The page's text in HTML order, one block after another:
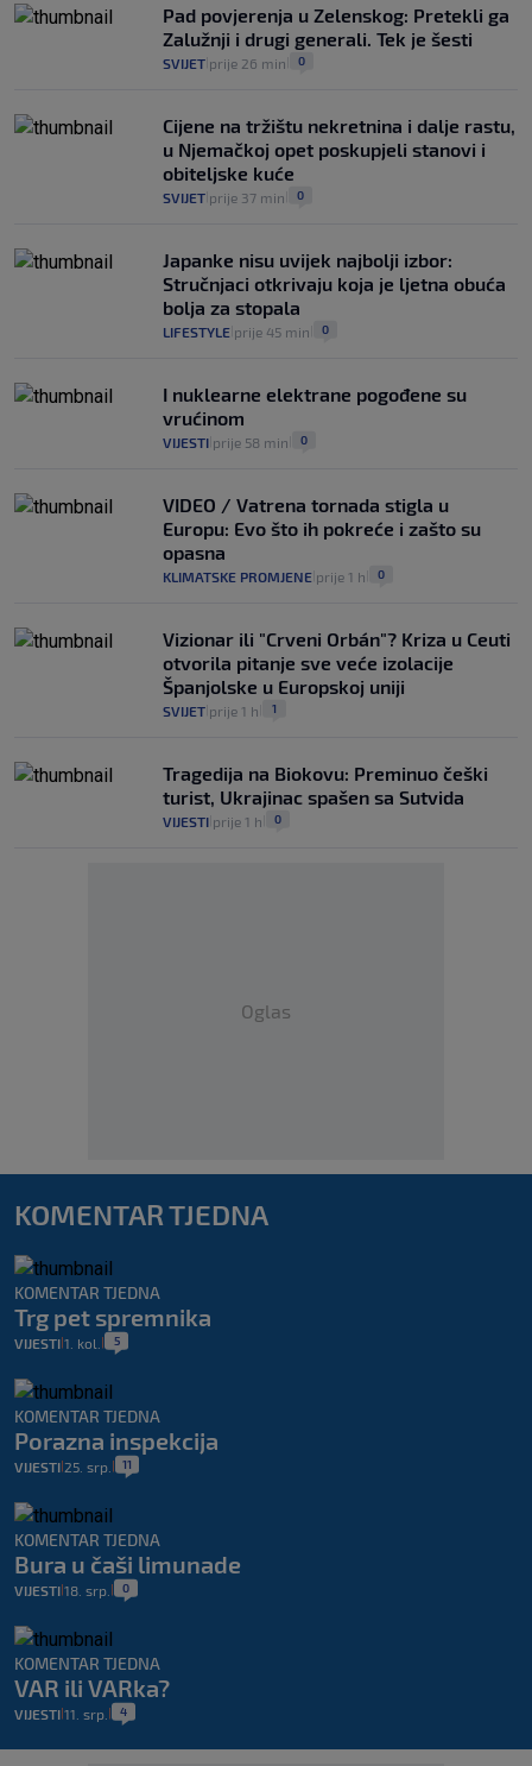
Pad povjerenja u Zelenskog: Pretekli ga
Zalužnji i drugi generali. Tek je šesti
SVIJET prije 26 min 0
Cijene na tržištu nekretnina i dalje rastu,
u Njemačkoj opet poskupjeli stanovi i
obiteljske kuće
SVIJET prije 37 min 0
Japanke nisu uvijek najbolji izbor:
Stručnjaci otkrivaju koja je ljetna obuća
bolja za stopala
LIFESTYLE prije 45 min 0
I nuklearne elektrane pogođene su
vrućinom
VIJESTI prije 58 min 0
VIDEO / Vatrena tornada stigla u
Europu: Evo što ih pokreće i zašto su
opasna
KLIMATSKE PROMJENE prije 1 h 0
Vizionar ili "Crveni Orbán"? Kriza u Ceuti
otvorila pitanje sve veće izolacije
Španjolske u Europskoj uniji
SVIJET prije 1 h 1
Tragedija na Biokovu: Preminuo češki
turist, Ukrajinac spašen sa Sutvida
VIJESTI prije 1 h 0
Oglas
KOMENTAR TJEDNA
KOMENTAR TJEDNA
Trg pet spremnika
VIJESTI 1. kol. 5
KOMENTAR TJEDNA
Porazna inspekcija
VIJESTI 25. srp. 11
KOMENTAR TJEDNA
Bura u čaši limunade
VIJESTI 18. srp. 0
KOMENTAR TJEDNA
VAR ili VARka?
VIJESTI 11. srp. 4